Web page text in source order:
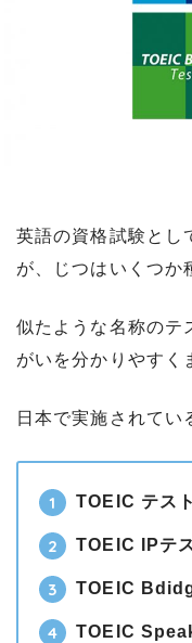
英語の資格試験とし
が、じつはいくつか
似たような名称のテ
がいを分かりやすく
日本で実施されてい
TOEIC テスト
TOEIC IPテ
TOEIC
TOEIC